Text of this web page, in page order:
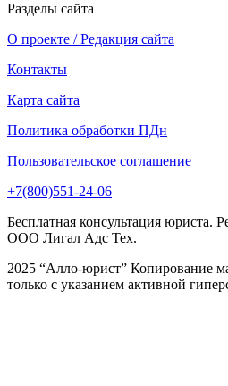
Разделы сайта
О проекте / Редакция сайта
Контакты
Карта сайта
Политика обработки ПДн
Пользовательское соглашение
+7(800)551-24-06
Бесплатная консультация юриста.
ООО Лигал Адс Тех.
2025 “Алло-юрист” Копирование
только с указанием активной